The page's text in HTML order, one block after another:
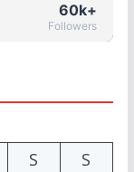
60k+
Followers
S
S